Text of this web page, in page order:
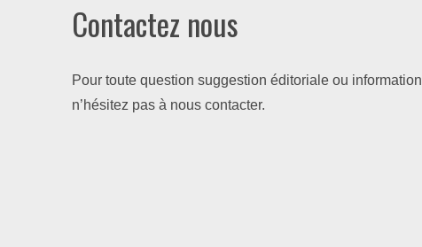
Contactez nous
Pour toute question suggestion éditoriale ou information
n’hésitez pas à nous contacter.